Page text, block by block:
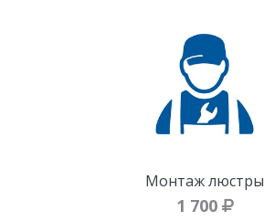
Монтаж люстры
1 700